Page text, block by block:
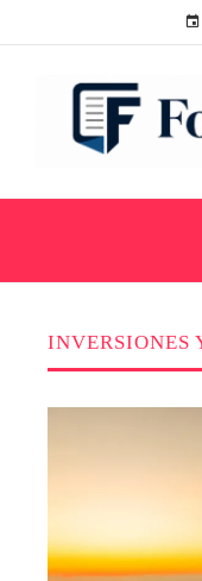
INVERSIONES